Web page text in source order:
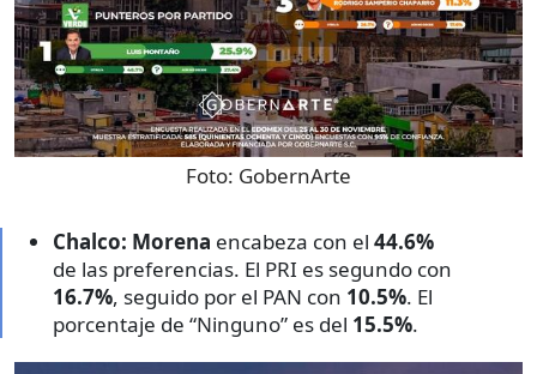
Foto: GobernArte
Chalco: Morena encabeza con el 44.6%
de las preferencias. El PRI es segundo con
16.7%, seguido por el PAN con 10.5%. El
porcentaje de “Ninguno” es del 15.5%.